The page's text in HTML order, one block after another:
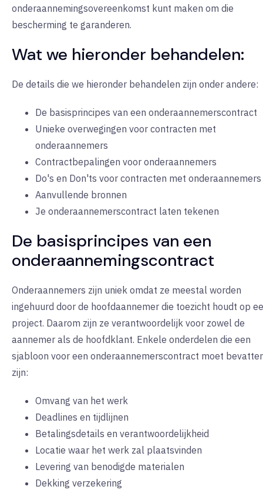
onderaannemingsovereenkomst kunt maken om die
bescherming te garanderen.
Wat we hieronder behandelen:
De details die we hieronder behandelen zijn onder andere:
De basisprincipes van een onderaannemerscontract
Unieke overwegingen voor contracten met
onderaannemers
Contractbepalingen voor onderaannemers
Do's en Don'ts voor contracten met onderaannemers
Aanvullende bronnen
Je onderaannemerscontract laten tekenen
De basisprincipes van een
onderaannemingscontract
Onderaannemers zijn uniek omdat ze meestal worden
ingehuurd door de hoofdaannemer die toezicht houdt op
project. Daarom zijn ze verantwoordelijk voor zowel de
aannemer als de hoofdklant. Enkele onderdelen die een
sjabloon voor een onderaannemerscontract moet
zijn:
Omvang van het werk
Deadlines en tijdlijnen
Betalingsdetails en verantwoordelijkheid
Locatie waar het werk zal plaatsvinden
Levering van benodigde materialen
Dekking verzekering